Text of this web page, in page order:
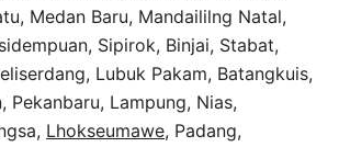
Medan Baru, Mandaililng Natal,
Sipirok, Binjai, Stabat,
Lubuk Pakam, Batangkuis,
Pekanbaru, Lampung, Nias,
Lhokseumawe, Padang,